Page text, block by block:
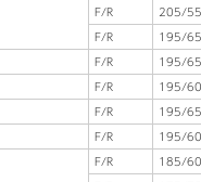
F/R 205/
F/R 195/
F/R 195/
F/R 195/
F/R 195/
F/R 195/
F/R 185/